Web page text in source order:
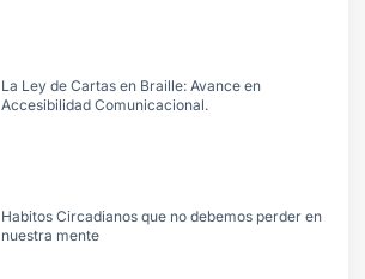
La Ley de Cartas en Braille: Avance en
Accesibilidad Comunicacional.
Habitos Circadianos que no debemos perder en
nuestra mente